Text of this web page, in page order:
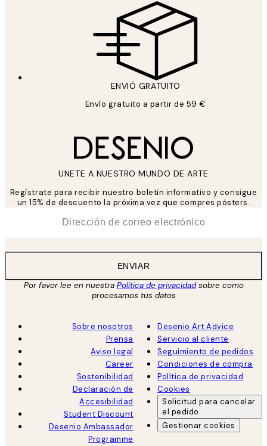
ENVIÓ GRATUITO
Envío gratuito a partir de 59 €
UNETE A NUESTRO MUNDO DE ARTE
Regístrate para recibir nuestro boletín informativo y consigue
un 15% de descuento la próxima vez que compres pósters.
ENVIAR
Por favor lee en nuestra Política de privacidadsobre como
procesamos tus datos
Sobre nosotros
Prensa
Aviso legal
Career
Sostenibilidad
Declaración de
Accesibilidad
Student Discount
Desenio Ambassador
Programme
Desenio Art Advice
Servicio al cliente
Seguimiento de pedidos
Condiciones de compra
Política de privacidad
Cookies
Solicitud para cancelar
el pedido
Gestionar cookies